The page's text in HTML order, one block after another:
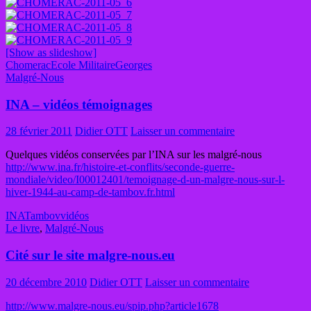
[Show as slideshow]
ChomeracEcole MilitaireGeorges
Malgré-Nous
INA – vidéos témoignages
28 février 2011 Didier OTT Laisser un commentaire
Quelques vidéos conservées par l’INA sur les malgré-nous
http://www.ina.fr/histoire-et-conflits/seconde-guerre-
mondiale/video/I00012401/temoignage-d-un-malgre-nous-sur-l-
hiver-1944-au-camp-de-tambov.fr.html
INATambovvidéos
Le livre, Malgré-Nous
Cité sur le site malgre-nous.eu
20 décembre 2010 Didier OTT Laisser un commentaire
http://www.malgre-nous.eu/spip.php?article1678